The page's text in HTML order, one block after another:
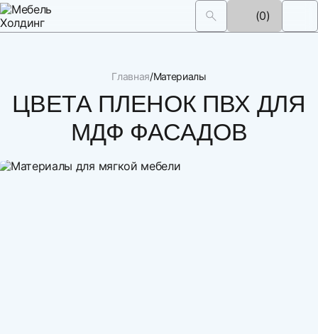
(0)
Главная Материалы
ЦВЕТА ПЛЕНОК ПВХ ДЛЯ
МДФ ФАСАДОВ